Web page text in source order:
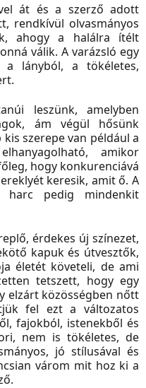
át és a szerző adott
rendkívül olvasmányos
ahogy a halálra ítélt
válik. A varázsló egy
a lányból, a tökéletes,
leszünk, amelyben
ám végül hősünk
szerepe van például a
amikor
hogy konkurenciává
keresik, amit ő. A
harc pedig mindenkit
érdekes új színezet,
kapuk és útvesztők,
életét követeli, de ami
tetszett, hogy egy
elzárt közösségben nőtt
fel ezt a változatos
fajokból, istenekből és
nem is tökéletes, de
jó stílusával és
várom mit hoz ki a